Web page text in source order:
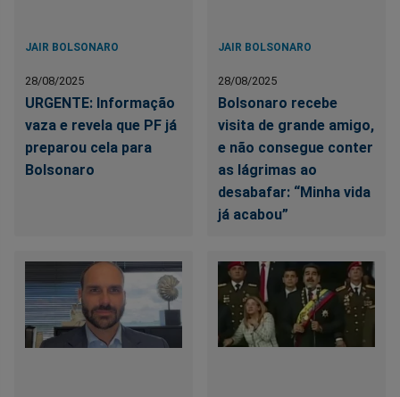
JAIR BOLSONARO
28/08/2025
URGENTE: Informação
vaza e revela que PF já
preparou cela para
Bolsonaro
JAIR BOLSONARO
28/08/2025
Bolsonaro recebe
visita de grande amigo,
e não consegue conter
as lágrimas ao
desabafar: “Minha vida
já acabou”